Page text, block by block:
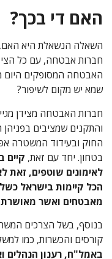
האם די בכך?
השאלה הנשאלת היא האם,
חברות אבטחה, עם כל
האבטחה המסופקים היום
שמא יש מקום לשיפור?
חברות האבטחה מצידן
והתקנים שמציבים בפניהן
החוק ובעידוד המשטרה
בטחון. יחד עם זאת, קיים
לאימונים שוטפים, זאת
הכל קיימות בישראל
מאבטחים ואשר
בנוסף, בשל הצרכים
קורסים והכשרות, כמו
באמל"ח, רענון הנהלים